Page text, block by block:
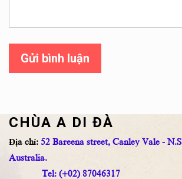
Gửi bình luận
CHÙA A DI ĐÀ
Địa chỉ: 52 Bareena street, Canley Vale -
Australia.
Tel: (+02) 87046317